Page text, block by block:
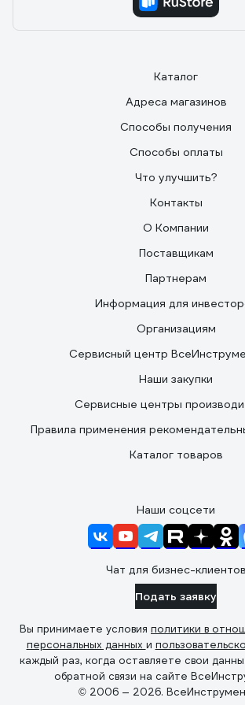
Каталог
Адреса магазинов
Способы получения
Способы оплаты
Что улучшить?
Контакты
О Компании
Поставщикам
Партнерам
Информация для
Организациям
Сервисный центр
Наши закупки
Сервисные центры
Правила применения
Каталог товаров
Наши соцсети
Чат для бизнес-клиентов
Подать заявку
Вы принимаете условия политики в
персональных данных и
каждый раз, когда оставляете свои
обратной связи на сайте
© 2006 — 2026.